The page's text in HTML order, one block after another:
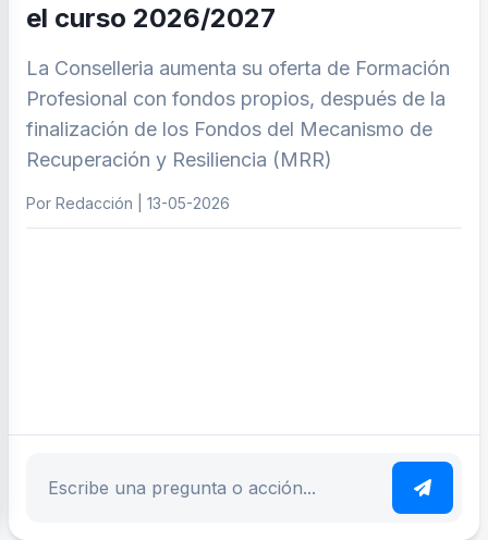
el curso 2026/2027
La Conselleria aumenta su oferta de Formación
Profesional con fondos propios, después de la
finalización de los Fondos del Mecanismo de
Recuperación y Resiliencia (MRR)
Por Redacción | 13-05-2026
Escribe tu pregunta